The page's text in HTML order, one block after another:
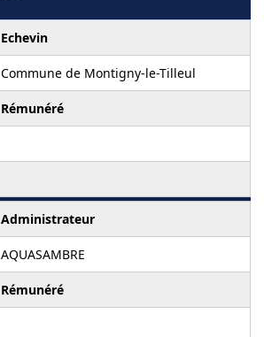
Echevin
Commune de Montigny-le-Tilleul
Rémunéré
Administrateur
AQUASAMBRE
Rémunéré